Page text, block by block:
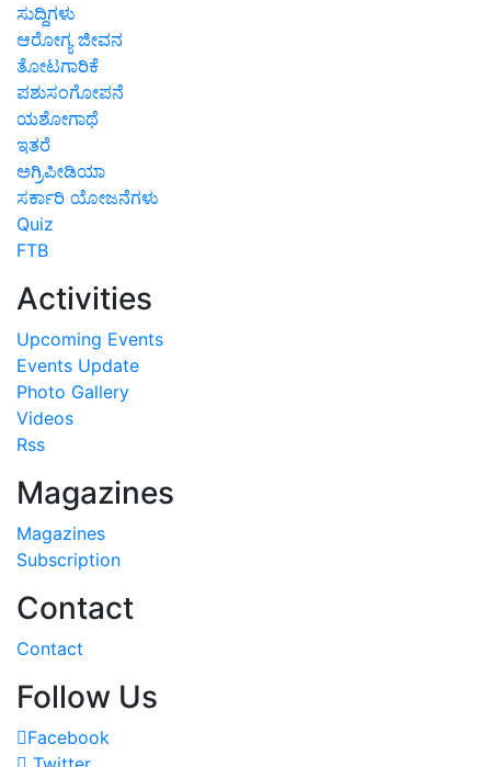
ಸುದ್ದಿಗಳು
ಆರೋಗ್ಯ ಜೀವನ
ತೋಟಗಾರಿಕೆ
ಪಶುಸಂಗೋಪನೆ
ಯಶೋಗಾಥೆ
ಇತರೆ
ಅಗ್ರಿಪೀಡಿಯಾ
ಸರ್ಕಾರಿ ಯೋಜನೆಗಳು
Quiz
FTB
Activities
Upcoming Events
Events Update
Photo Gallery
Videos
Rss
Magazines
Magazines
Subscription
Contact
Contact
Follow Us
Facebook